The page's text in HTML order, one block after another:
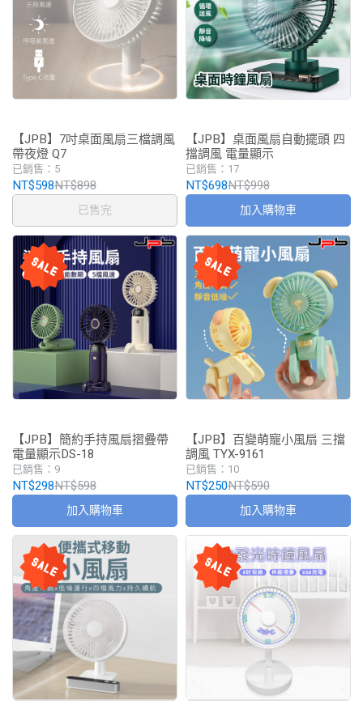
【JPB】7吋桌面風扇三檔調風
帶夜燈 Q7
已銷售：5
NT$598NT$898
已售完
【JPB】桌面風扇自動擺頭 四
擋調風 電量顯示
已銷售：17
NT$698NT$998
加入購物車
【JPB】簡約手持風扇摺疊帶
電量顯示DS-18
已銷售：9
NT$298NT$598
加入購物車
【JPB】百變萌寵小風扇 三擋
調風 TYX-9161
已銷售：10
NT$250NT$590
加入購物車